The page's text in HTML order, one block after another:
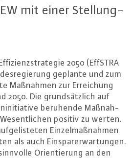
mit einer Stel­lung­
2050 (EffSTRA
geplante und zum
Maßnahmen zur Er­rei­chung
2050. Die grund­sätz­lich auf
beruhende Maß­nah­
positiv zu werten.
Ein­zel­maß­nah­men
als auch Ein­spa­rer­war­tun­gen.
Ori­en­tie­rung an den